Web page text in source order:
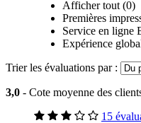
Afficher tout (0)
Premières
Service en ligne
Expérience
Trier les évaluations par :
3,0 - Cote moyenne des
15